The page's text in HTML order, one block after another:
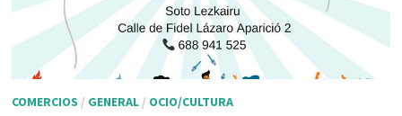
COMERCIOS / GENERAL/ OCIO/CULTURA